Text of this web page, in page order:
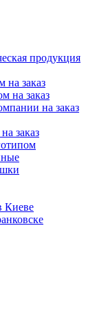
продукция
на заказ
на заказ
на заказ
заказ
Киеве